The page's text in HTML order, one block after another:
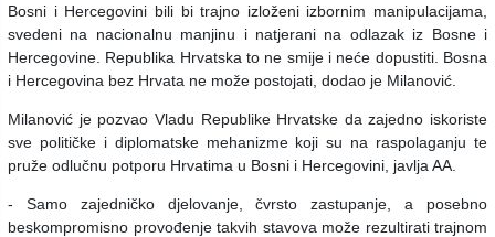
Bosni i Hercegovini bili bi trajno izloženi izbornim manipulacijama,
svedeni na nacionalnu manjinu i natjerani na odlazak iz Bosne i
Hercegovine. Republika Hrvatska to ne smije i neće dopustiti. Bosna
i Hercegovina bez Hrvata ne može postojati, dodao je Milanović.
Milanović je pozvao Vladu Republike Hrvatske da zajedno iskoriste
sve političke i diplomatske mehanizme koji su na raspolaganju te
pruže odlučnu potporu Hrvatima u Bosni i Hercegovini, javlja AA.
- Samo zajedničko djelovanje, čvrsto zastupanje, a posebno
beskompromisno provođenje takvih stavova može rezultirati trajnom